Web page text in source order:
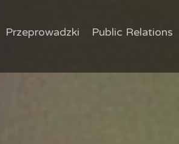
Przeprowadzki Public Relations